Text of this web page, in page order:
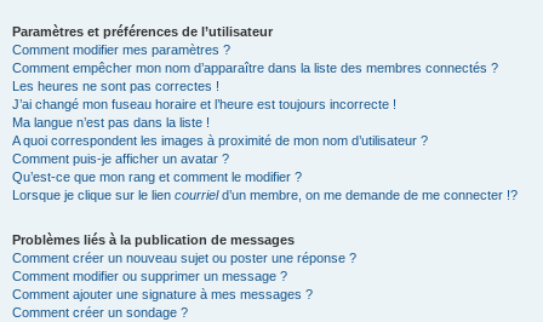
Paramètres et préférences de l’utilisateur
Comment modifier mes paramètres ?
Comment empêcher mon nom d’apparaître dans la liste des membres connectés ?
Les heures ne sont pas correctes !
J’ai changé mon fuseau horaire et l’heure est toujours incorrecte !
Ma langue n’est pas dans la liste !
A quoi correspondent les images à proximité de mon nom d’utilisateur ?
Comment puis-je afficher un avatar ?
Qu’est-ce que mon rang et comment le modifier ?
Lorsque je clique sur le lien courrield’un membre, on me demande de me connecter !?
Problèmes liés à la publication de messages
Comment créer un nouveau sujet ou poster une réponse ?
Comment modifier ou supprimer un message ?
Comment ajouter une signature à mes messages ?
Comment créer un sondage ?